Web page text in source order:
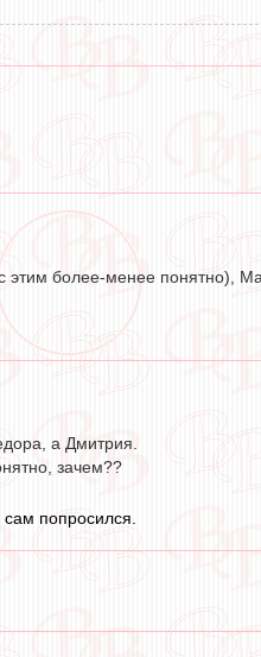
этим более-менее понятно),
а Дмитрия.
зачем??
попросился.